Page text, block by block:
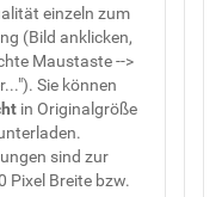
einzeln zum
(Bild anklicken,
Maustaste -->
Sie können
in Originalgröße
sind zur
Pixel Breite bzw.